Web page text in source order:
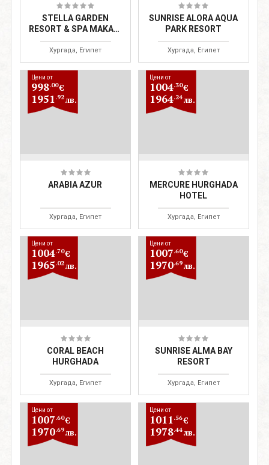
STELLA GARDEN
RESORT & SPA MAKADI
BAY
Хургада, Египет
SUNRISE ALORA AQUA
PARK RESORT
Хургада, Египет
Цени от
998.00€
1951.92лв.
ARABIA AZUR
Хургада, Египет
Цени от
1004.30€
1964.24лв.
MERCURE HURGHADA
HOTEL
Хургада, Египет
Цени от
1004.70€
1965.02лв.
CORAL BEACH
HURGHADA
Хургада, Египет
Цени от
1007.60€
1970.69лв.
SUNRISE ALMA BAY
RESORT
Хургада, Египет
Цени от
1007.60€
1970.69лв.
Цени от
1011.56€
1978.44лв.